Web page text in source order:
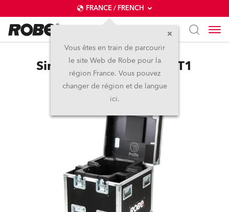
FRANCE / FRENCH
Vous êtes en train de parcourir
le site Web de Robe pour la
région France. Vous pouvez
changer de région et de langue
ici.
Single Top Loader Case T1